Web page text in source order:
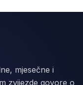
mjesečne i
zvijezde govore o